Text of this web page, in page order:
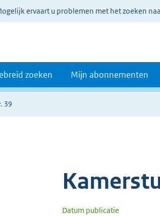
ervaart u problemen met het zoeken
zoeken Mijn abonnementen
39
Datum publicatie